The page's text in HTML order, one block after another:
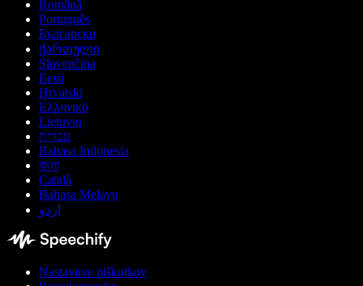
Română
Português
Български
ქართული
Slovenčina
Eesti
Hrvatski
Ελληνικά
Lietuvių
עברית
Bahasa Indonesia
বাংলা
Català
Bahasa Melayu
اردو
Nastavitve piškotkov